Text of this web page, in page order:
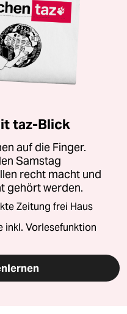
taz-Blick
auf die Finger.
Samstag
recht macht und
gehört werden.
Zeitung frei Haus
inkl. Vorlesefunktion